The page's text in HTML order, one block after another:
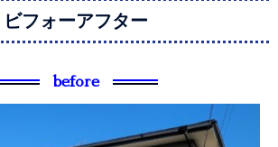
ビフォーアフター
before